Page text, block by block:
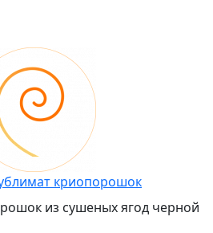
криопорошок
из сушеных ягод черной